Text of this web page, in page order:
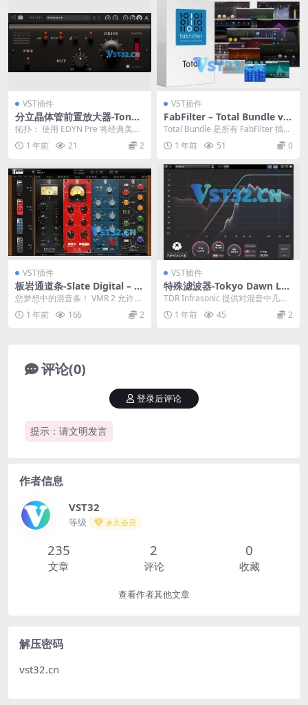
VST插件
分立晶体管前置放大器-Tone
Empire EDYN v1.0.2-BUBBi
X
拓扑： 使用 EDYN Pre 将经典美国
控制台的明确光泽带入您的信号
链，这是一...
1 年前 21 2
VST插件
FabFilter – Total Bundle v2
024.12.16 Total Bundle
Total Bundle 是所有 FabFilter 插件
的集合。在此捆绑包中，...
1 年前 51 0
VST插件
板岩通道条-Slate Digital – V
MR Virtual Mix Rack Compl
ete 2.6.4.0
您梦想中的混音条！ VMR 2 允许音
响工程师使用充满模拟模块的库轻
松创建他们梦...
1 年前 166 2
VST插件
特殊滤波器-Tokyo Dawn La
bs TDR Infrasonic v1.0.9-M
OCHA
TDR Infrasonic 提供对混音中几乎
听不见的最低频率区域的精确控
制。它...
1 年前 45 2
评论(0)
提示：请文明发言
登录后评论
作者信息
VST32
等级 永久会员
235
文章
2
评论
0
收藏
查看作者其他文章
解压密码
vst32.cn